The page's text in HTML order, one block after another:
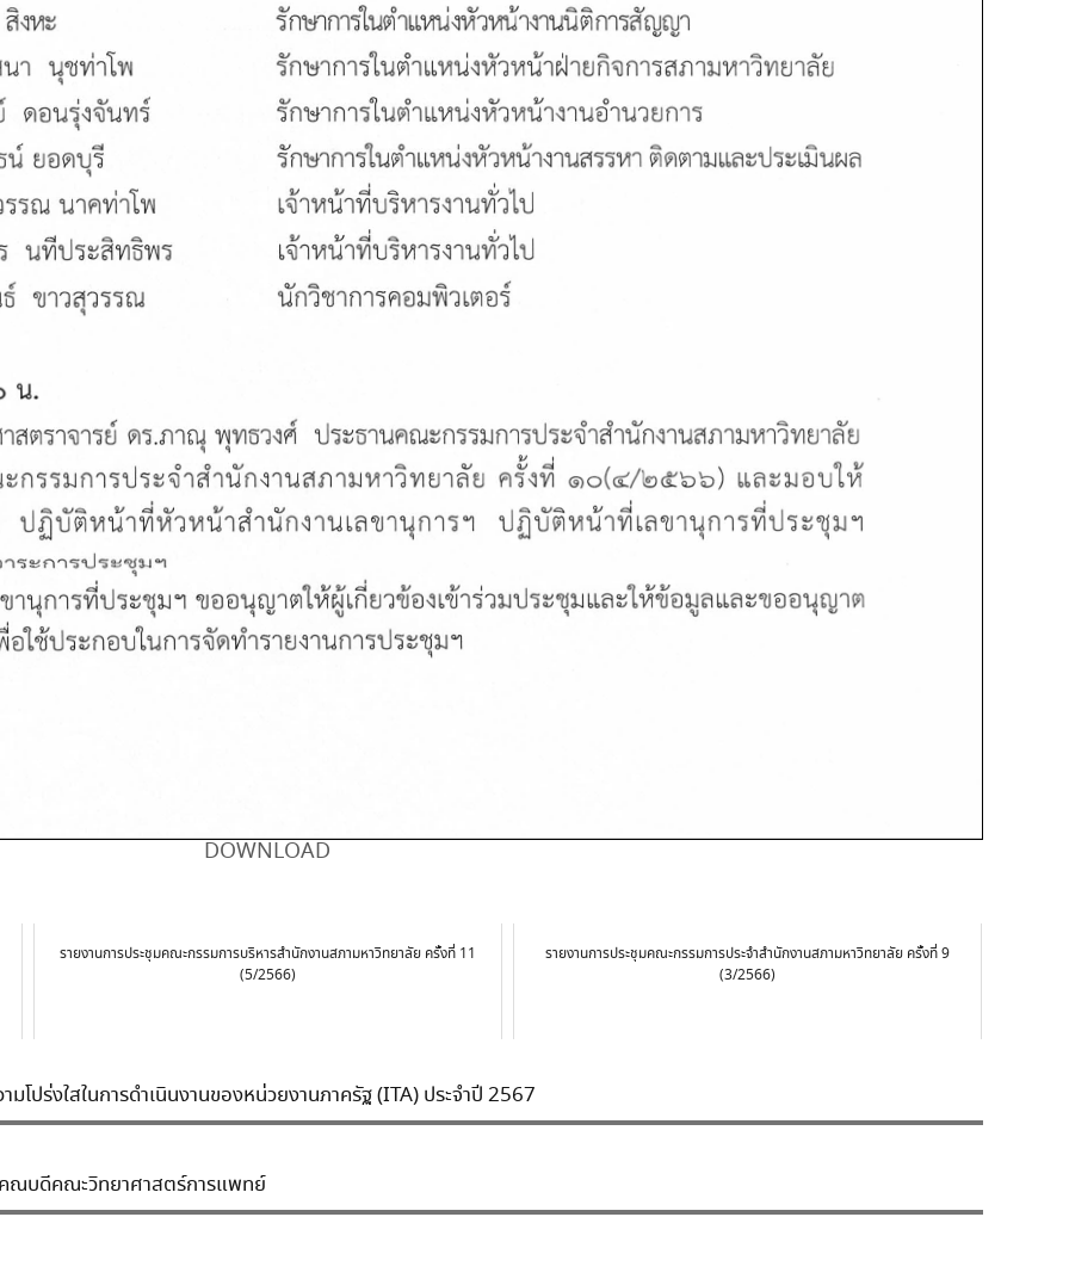
DOWNLOAD
รายงานการประชุมคณะกรรมการบริหารสำนักงานสภามหาวิทยาลัย ครั้งที่ 11
(5/2566)
รายงานการประชุมคณะกรรมการประจำสำนักงานสภามหาวิทยาลัย ครั้งที่ 9
(3/2566)
โปร่งใสในการดำเนินงานของหน่วยงานภาครัฐ (ITA) ประจำปี 2567
ณบดีคณะวิทยาศาสตร์การแพทย์